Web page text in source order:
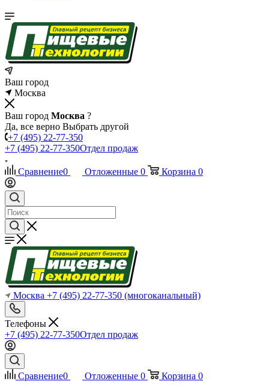
Ваш город
Москва
Ваш город Москва ?
Да, все верно Выбрать другой
+7 (495) 22-77-350
+7 (495) 22-77-350Отдел продаж
Сравнение0 Отложенные 0 Корзина 0
Москва +7 (495) 22-77-350 (многоканальный)
Телефоны
+7 (495) 22-77-350Отдел продаж
Сравнение0 Отложенные 0 Корзина 0